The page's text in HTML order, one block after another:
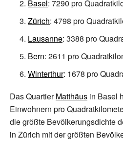
Basel: 7290 pro
Zürich: 4798 pro
Lausanne: 3388 pro
Bern: 2611 pro
Winterthur: 1678 pro
Das QuartierMatthäus in Basel
Einwohnern pro
die größte Bevölkerungsdichte
in Zürich mit der größten